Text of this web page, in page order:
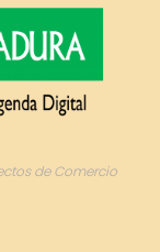
de Comercio